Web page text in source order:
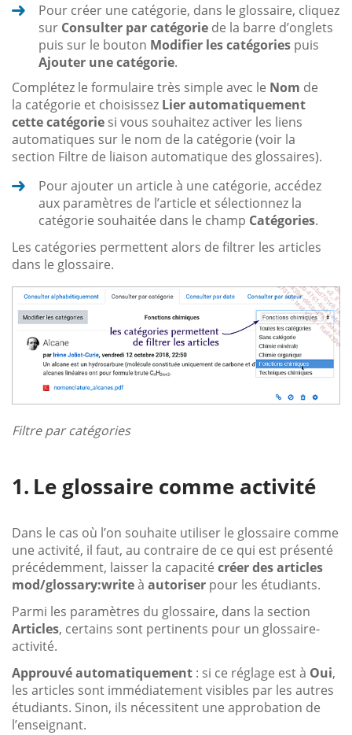
Pour créer une catégorie, dans le glossaire, cliquez
sur Consulter par catégorie de la barre d’onglets
puis sur le bouton Modifier les catégories puis
Ajouter une catégorie.
Complétez le formulaire très simple avec le Nom de
la catégorie et choisissez Lier automatiquement
cette catégorie si vous souhaitez activer les liens
automatiques sur le nom de la catégorie (voir la
section Filtre de liaison automatique des glossaires).
Pour ajouter un article à une catégorie, accédez
aux paramètres de l’article et sélectionnez la
catégorie souhaitée dans le champ Catégories.
Les catégories permettent alors de filtrer les articles
dans le glossaire.
Filtre par catégories
Le glossaire comme activité
Dans le cas où l’on souhaite utiliser le glossaire comme
une activité, il faut, au contraire de ce qui est présenté
précédemment, laisser la capacité créer des articles
mod/glossary:writeà autoriser pour les étudiants.
Parmi les paramètres du glossaire, dans la section
Articles, certains sont pertinents pour un glossaire-
activité.
Approuvé automatiquement : si ce réglage est à Oui,
les articles sont immédiatement visibles par les autres
étudiants. Sinon, ils nécessitent une approbation de
l’enseignant.